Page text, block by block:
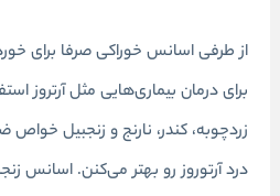
از طرفیاسانس خوراکیصرفا برای
برای درمان بیماری‌هایی مثل آرتروز
زردچوبه، کندر، نارنج و زنجبیل خواص
درد آرتوروز رو بهتر می‌کنن. اسانس